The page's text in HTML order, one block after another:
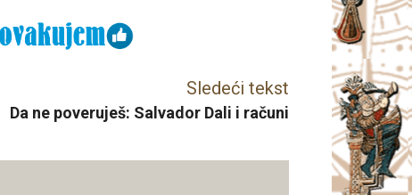
Sledeći tekst
Da ne poveruješ: Salvador Dali i računi